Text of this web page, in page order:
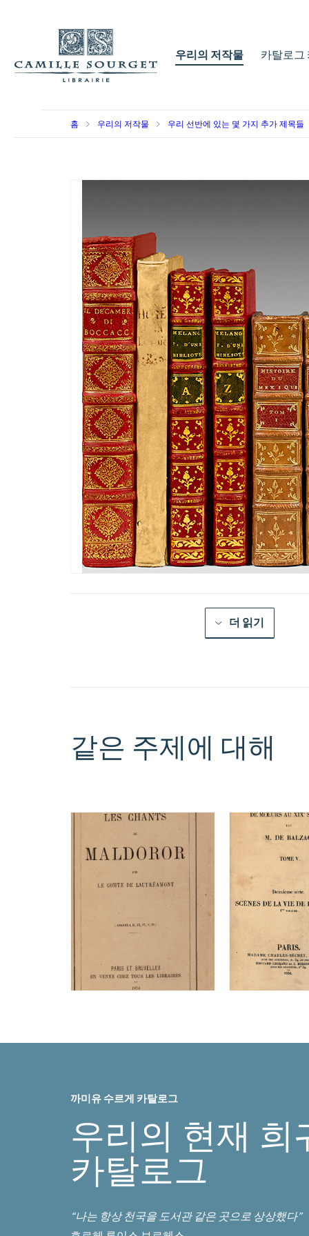
우리의 저작물 카탈로그
홈 우리의 저작물 우리 선반에 있는 몇 가지 추가 제목들
더 읽기
같은 주제에 대해
까미유 수르게 카탈로그
우리의 현재 희
카탈로그
“나는 항상 천국을 도서관 같은 곳으로 상상했다”